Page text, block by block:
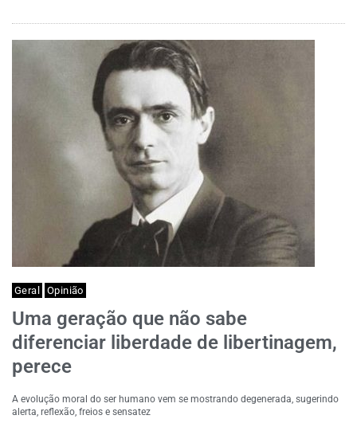
Geral Opinião
Uma geração que não sabe
diferenciar liberdade de libertinagem,
perece
A evolução moral do ser humano vem se mostrando degenerada, sugerindo
alerta, reflexão, freios e sensatez